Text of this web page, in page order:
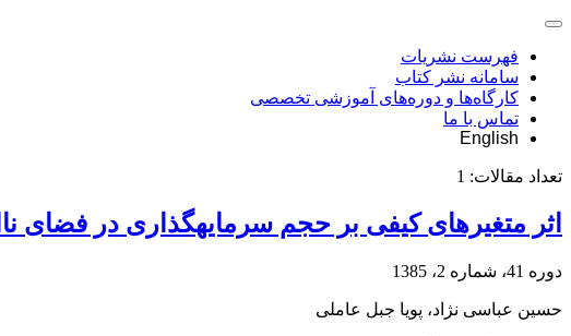
فهرست نشریات
سامانه نشر کتاب
کارگاه‌ها و دوره‌های آموزشی تخصصی
تماس با ما
English
تعداد مقالات: 1
اثر متغیرهای کیفی بر حجم سرمایه‎گذاری در فضای نااطمینانی
دوره 41، شماره 2، 1385
حسین عباسی نژاد، پویا جبل عاملی